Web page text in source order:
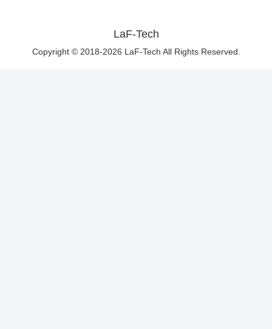
LaF-Tech
Copyright © 2018-2026 LaF-Tech All Rights Reserved.